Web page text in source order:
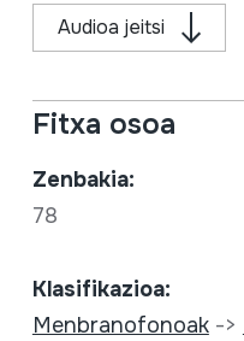
Audioa jeitsi
Fitxa osoa
Zenbakia:
78
Klasifikazioa:
Menbranofonoak->